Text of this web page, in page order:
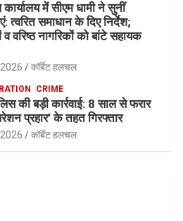
में सीएम धामी ने सुनीं
त्वरित समाधान के दिए निर्देश;
व वरिष्ठ नागरिकों को बांटे सहायक
कॉर्बेट हलचल
CRIME
की बड़ी कार्रवाई: 8 साल से फरार
प्रहार’ के तहत गिरफ्तार
कॉर्बेट हलचल